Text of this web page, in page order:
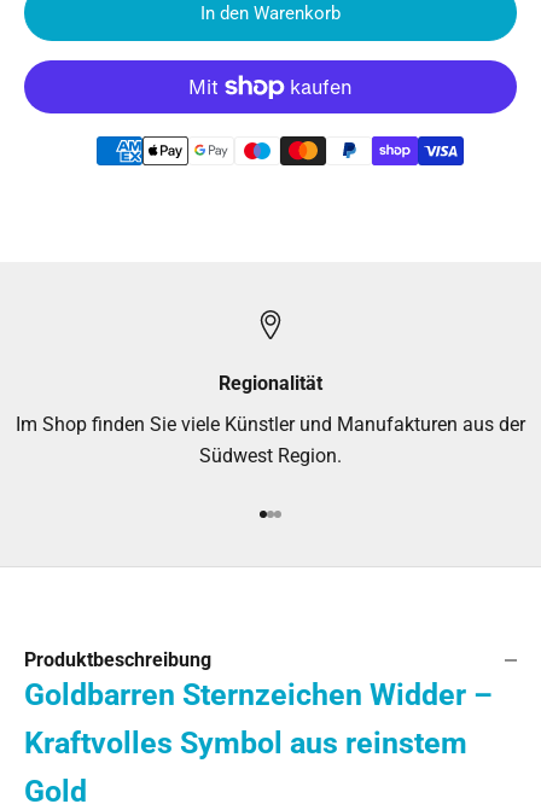
In den Warenkorb
Regionalität
Im Shop finden Sie viele Künstler und Manufakturen aus der
Südwest Region.
Gehe zu Element 1
Gehe zu Element 2
Gehe zu Element 3
Produktbeschreibung
Goldbarren Sternzeichen Widder –
Kraftvolles Symbol aus reinstem
Gold